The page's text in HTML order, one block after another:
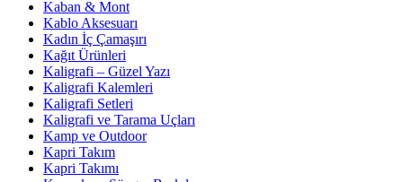
Kaban & Mont
Kablo Aksesuarı
Kadın İç Çamaşırı
Kağıt Ürünleri
Kaligrafi – Güzel Yazı
Kaligrafi Kalemleri
Kaligrafi Setleri
Kaligrafi ve Tarama Uçları
Kamp ve Outdoor
Kapri Takım
Kapri Takımı